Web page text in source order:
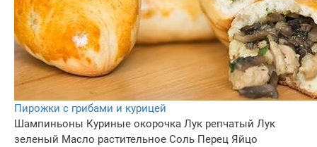
Пирожки с грибами и курицей
Шампиньоны Куриные окорочка Лук репчатый Лук
зеленый Масло растительное Соль Перец Яйцо